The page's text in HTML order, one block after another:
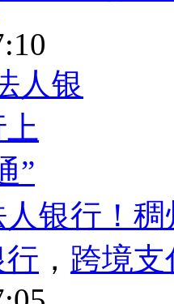
银行！
， 跨境支